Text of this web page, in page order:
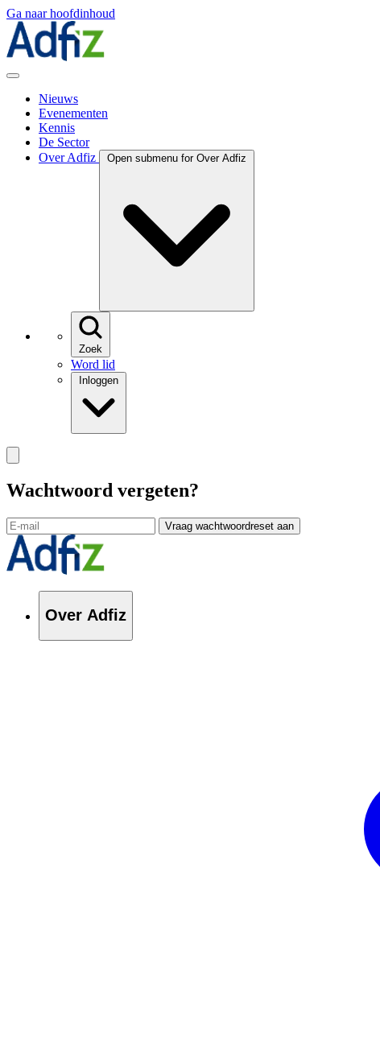
Ga naar hoofdinhoud
Nieuws
Evenementen
Kennis
De Sector
Over Adfiz
Open submenu for Over Adfiz
Zoek
Word lid
Inloggen
Wachtwoord vergeten?
Vraag wachtwoordreset aan
Over Adfiz